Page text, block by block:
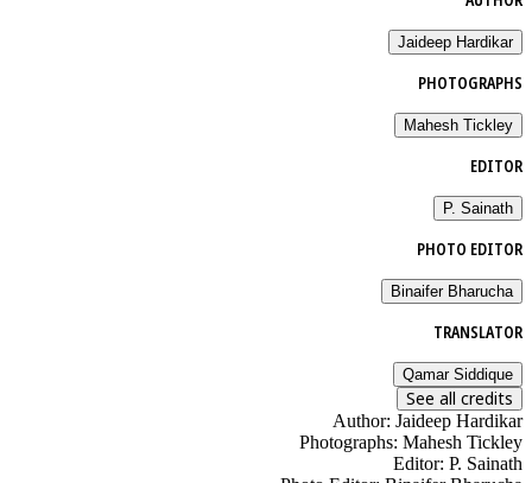
Jaideep Hardikar
PHOTOGRAPHS
Mahesh Tickley
EDITOR
P. Sainath
PHOTO EDITOR
Binaifer Bharucha
TRANSLATOR
Qamar Siddique
See all credits
Author: Jaideep Hardikar
Photographs: Mahesh Tickley
Editor: P. Sainath